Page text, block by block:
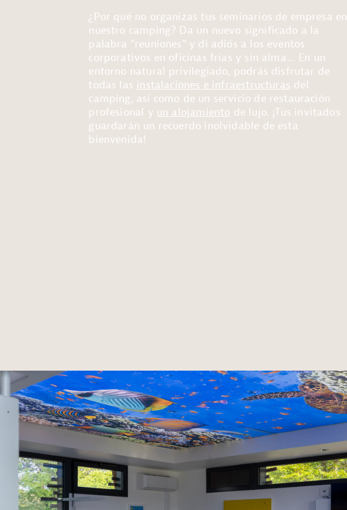
¿Por qué no organizas tus seminarios de empresa en
nuestro camping? Da un nuevo significado a la
palabra “reuniones” y di adiós a los eventos
corporativos en oficinas frías y sin alma… En un
entorno natural privilegiado, podrás disfrutar de
todas las instalaciones e infraestructuras del
camping, así como de un servicio de restauración
profesional y un alojamiento de lujo. ¡Tus invitados
guardarán un recuerdo inolvidable de esta
bienvenida!